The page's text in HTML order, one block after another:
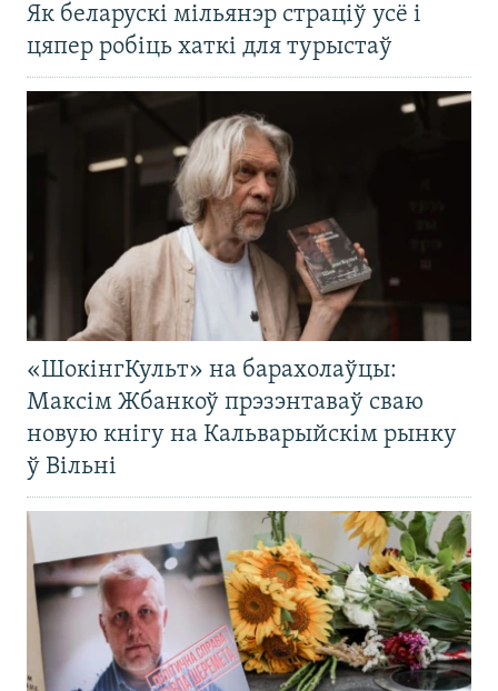
Як беларускі мільянэр страціў усё і
цяпер робіць хаткі для турыстаў
«ШокінгКульт» на барахолаўцы:
Максім Жбанкоў прэзэнтаваў сваю
новую кнігу на Кальварыйскім рынку
ў Вільні